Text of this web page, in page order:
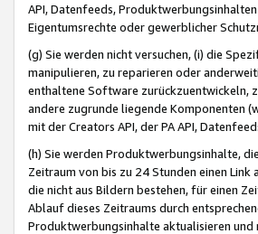
API, Datenfeeds,
Eigentumsrechte oder gewerblicher
(g) Sie werden nicht versuchen, (i) die
manipulieren, zu reparieren oder
enthaltene Software zurückzuentwickeln,
andere zugrunde liegende Komponenten
mit der Creators API, der PA API,
(h) Sie werden Produktwerbungsinhalte,
Zeitraum von bis zu 24 Stunden einen
die nicht aus Bildern bestehen, für einen
Ablauf dieses Zeitraums durch
Produktwerbungsinhalte aktualisieren